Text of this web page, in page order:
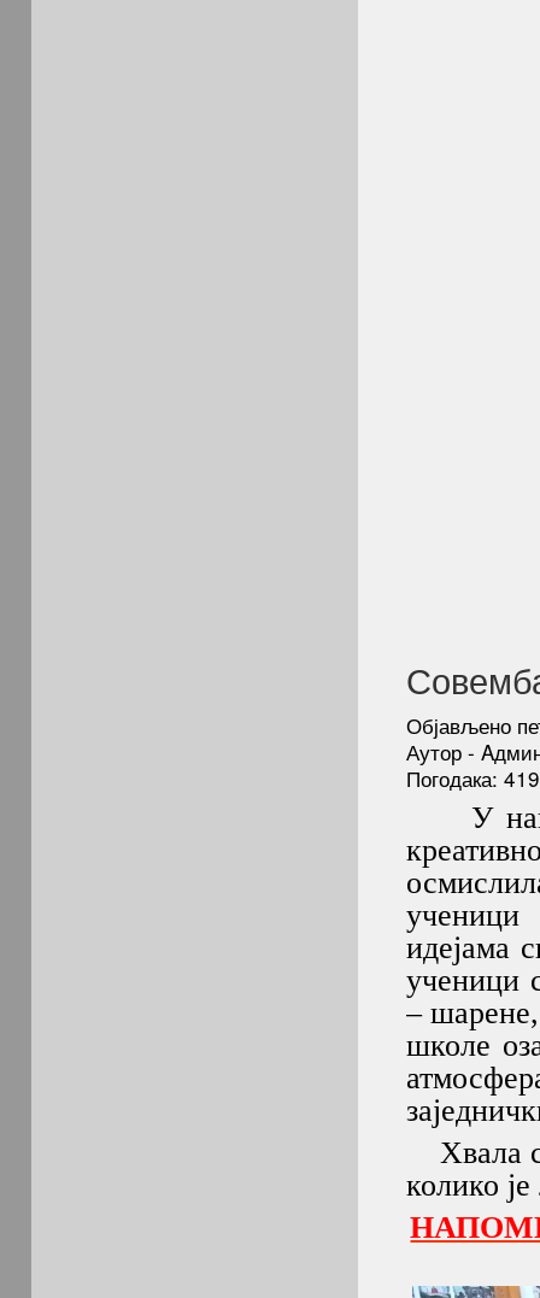
Објављено
Аутор -
Погодака:
У
идејама
ученици
–
школе
Хвала
колико